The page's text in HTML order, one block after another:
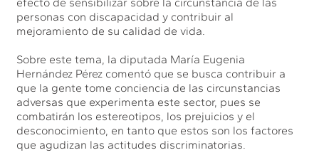
personas con discapacidad y contribuir al
mejoramiento de su calidad de vida.
Sobre este tema, la diputada María Eugenia
Hernández Pérez comentó que se busca contribuir a
que la gente tome conciencia de las circunstancias
adversas que experimenta este sector, pues se
combatirán los estereotipos, los prejuicios y el
desconocimiento, en tanto que estos son los factores
que agudizan las actitudes discriminatorias.